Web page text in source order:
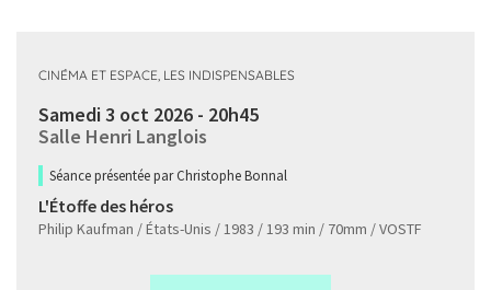
CINÉMA ET ESPACE, LES INDISPENSABLES
Samedi 3 oct 2026 - 20h45
Salle Henri Langlois
Séance présentée par Christophe Bonnal
L'Étoffe des héros
Philip Kaufman / États-Unis / 1983 / 193 min / 70mm / VOSTF